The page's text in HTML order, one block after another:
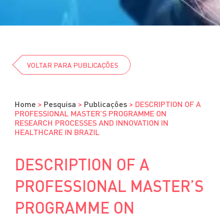
VOLTAR PARA PUBLICAÇÕES
Home > Pesquisa > Publicações > DESCRIPTION OF A
PROFESSIONAL MASTER’S PROGRAMME ON
RESEARCH PROCESSES AND INNOVATION IN
HEALTHCARE IN BRAZIL
DESCRIPTION OF A
PROFESSIONAL MASTER’S
PROGRAMME ON